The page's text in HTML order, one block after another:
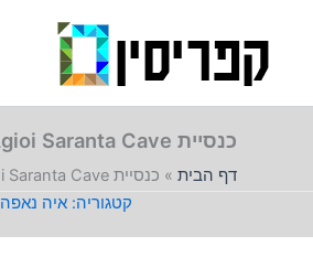
כנסיית Agioi Saranta Cave איה נאפה
דף הבית » כנסיית Agioi Saranta Cave איה נאפה
איה נאפה